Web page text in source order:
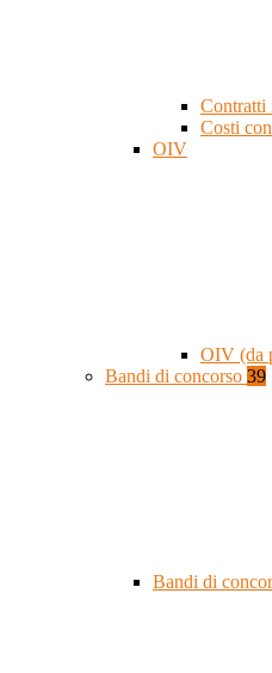
Contratti
Costi
OIV
OIV (da
Bandi di concorso 39
Bandi di